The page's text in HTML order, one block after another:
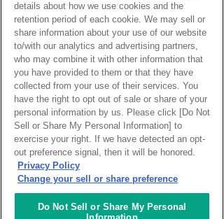
PAGE TOP
HOME > イベントカレンダー
ナレッジキャピタルを知る
details about how we use cookies and the
retention period of each cookie. We may sell or
share information about your use of our website
to/with our analytics and advertising partners,
who may combine it with other information that
you have provided to them or that they have
collected from your use of their services. You
have the right to opt out of sale or share of your
personal information by us. Please click [Do Not
Sell or Share My Personal Information] to
exercise your right. If we have detected an opt-
out preference signal, then it will be honored.
Privacy Policy
Change your sell or share preference
Do Not Sell or Share My Personal